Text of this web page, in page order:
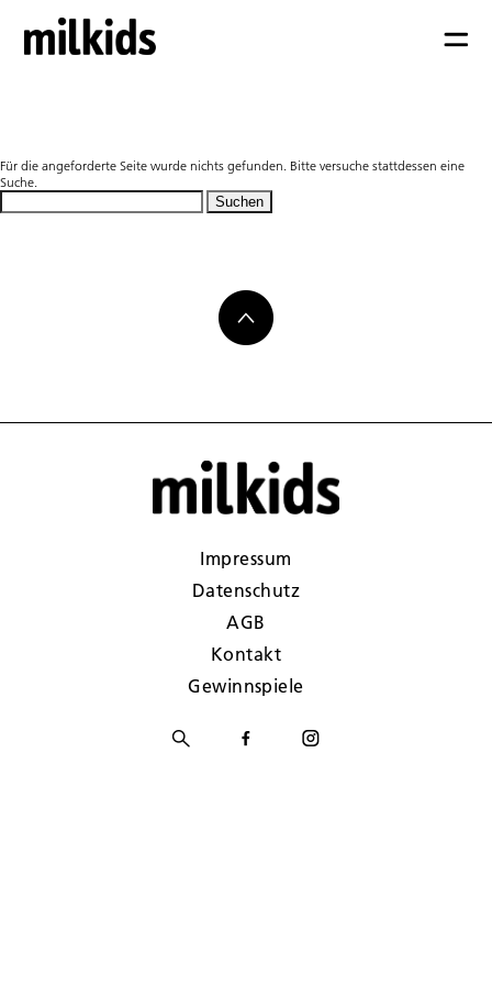
Für die angeforderte Seite wurde nichts gefunden. Bitte versuche stattdessen eine
Suche.
Suchen
nach:
Impressum
Datenschutz
AGB
Kontakt
Gewinnspiele